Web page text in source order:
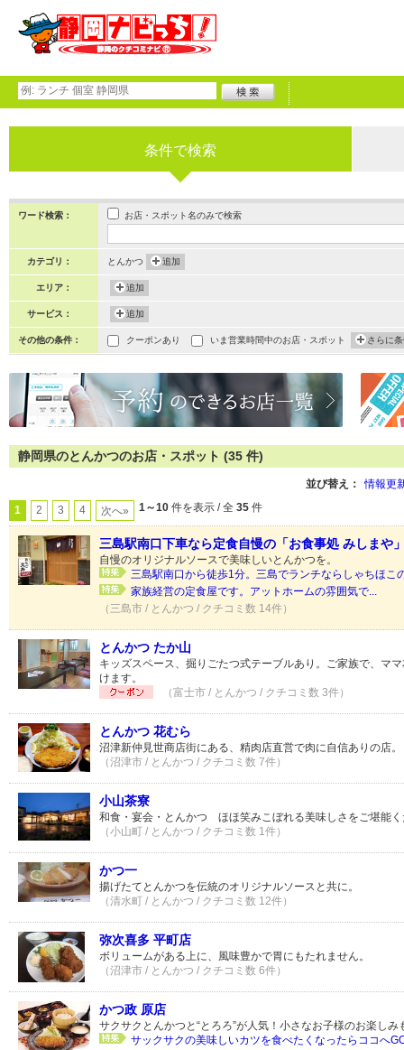
条件で検索
ワード検索： お店・スポット名のみで検索
カテゴリ： とんかつ 追加
エリア： 追加
サービス： 追加
その他の条件： クーポンあり いま営業時間中のお店・スポット さらに
静岡県のとんかつのお店・スポット (35 件)
並び替え： 情報更
1 2 3 4 次へ» 1～10 件を表示 / 全 35 件
三島駅南口下車なら定食自慢の「お食事処 みしまや
自慢のオリジナルソースで美味しいとんかつを。
三島駅南口から徒歩1分。三島でランチならしゃちほこ
家族経営の定食屋です。アットホームの雰囲気で...
（三島市 / とんかつ / クチコミ数 14件）
とんかつ たか山
キッズスペース、掘りごたつ式テーブルあり。ご家族で、マ
けます。
（富士市 / とんかつ / クチコミ数 3件）
とんかつ 花むら
沼津新仲見世商店街にある、精肉店直営で肉に自信ありの店。
（沼津市 / とんかつ / クチコミ数 7件）
小山茶寮
和食・宴会・とんかつ ほほ笑みこぼれる美味しさをご堪能く
（小山町 / とんかつ / クチコミ数 1件）
かつ一
揚げたてとんかつを伝統のオリジナルソースと共に。
（清水町 / とんかつ / クチコミ数 12件）
弥次喜多 平町店
ボリュームがある上に、風味豊かで胃にもたれません。
（沼津市 / とんかつ / クチコミ数 6件）
かつ政 原店
サクサクとんかつと“とろろ”が人気！小さなお子様のお楽しみ
サックサクの美味しいカツを食べたくなったらココへ